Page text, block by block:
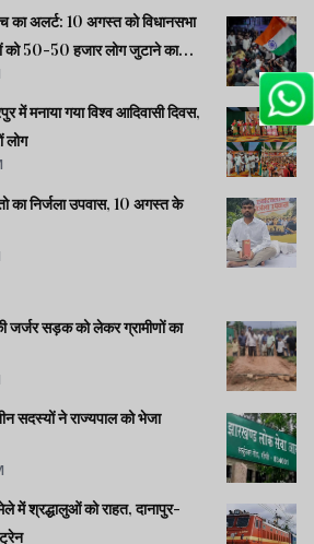
का अलर्ट: 10 अगस्त को विधानसभा
को 50-50 हजार लोग जुटाने का
मनाया गया विश्व आदिवासी दिवस,
लोग
का निर्जला उपवास, 10 अगस्त के
जर्जर सड़क को लेकर ग्रामीणों का
सदस्यों ने राज्यपाल को भेजा
श्रद्धालुओं को राहत, दानापुर-